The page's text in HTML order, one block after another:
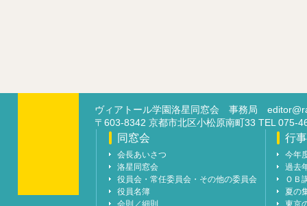
ヴィアトール学園洛星同窓会 事務局
〒603-8342 京都市北区小松原南町33 TEL 075-
同窓会
会長あいさつ
洛星同窓会
役員会・常任委員会・その他の委員会
役員名簿
会則／細則
行事
今年
過去
ＯＢ
夏の
東京